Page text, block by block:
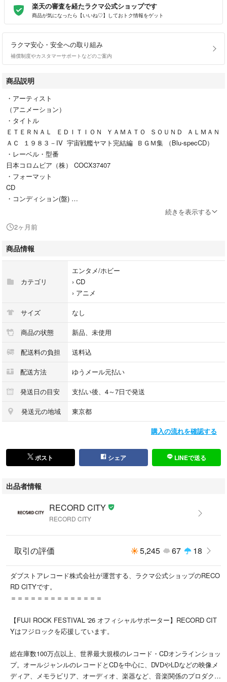
楽天の審査を経たラクマ公式ショップです
商品が気になったら【いいね♡】しておトク情報をゲット
ラクマ安心・安全への取り組み
補償制度やカスタマーサポートなどのご案内
商品説明
・アーティスト
（アニメーション）
・タイトル
ＥＴＥＲＮＡＬ ＥＤＩＴＩＯＮ ＹＡＭＡＴＯ ＳＯＵＮＤ ＡＬＭＡＮ
ＡＣ １９８３－IV 宇宙戦艦ヤマト完結編 ＢＧＭ集 （Blu-specCD）
・レーベル・型番
日本コロムビア（株） COCX37407
・フォーマット
CD
・コンディション(盤)
新品 (M)
・コンディション（帯）
新品 (M)
【未開封】 【帯付き】
サンプル画像です。実際の商品の画像ではありません
商品写真はバーコード/カタログ番号に対応したサンプル画像ですので、
お送りする商品の画像ではありません。
帯やライナーなどの付属品は、特記事項に記載されている場合のみ含まれ
ます。
プロモやカラーレコードなどの仕様についても、該当する場合のみ特記事
項に記載しています。
【ご購入前に必ずご確認ください】
・別倉庫から発送しているため、店頭受け渡しは対応しておりません
によっては商品のご用意ができない場合がございます。
・土日祝日はお休みです
金曜・祝前日9時以降のご連絡またはご入金は、返答または発送が週明
け・祝日明けに順次対応となります。
・ご購入後のキャンセルはNG
ご購入後のキャンセルはいかなる理由においてもお受けできません。ご了
・日本郵便(ゆうパック/ゆうメール)によるお届けになります。
続きを表示する
2ヶ月前
商品情報
カテゴリ
エンタメ/ホビー
› CD
› アニメ
サイズ なし
商品の状態 新品、未使用
配送料の負担 送料込
配送方法 ゆうメール元払い
発送日の目安 支払い後、4～7日で発送
発送元の地域 東京都
購入の流れを確認する
ポスト シェア LINEで送る
出品者情報
RECORD CITY
RECORD CITY
取引の評価 5,245 67 18
ダブストアレコード株式会社が運営する、ラクマ公式ショップのRECO
RD CITYです。
＝＝＝＝＝＝＝＝＝＝＝＝＝＝
【FUJI ROCK FESTIVAL '26 オフィシャルサポーター】RECORD CIT
Yはフジロックを応援しています。
総在庫数100万点以上、世界最大規模のレコード・CDオンラインショッ
プ。オールジャンルのレコードとCDを中心に、DVDやLDなどの映像メ
ディア、メモラビリア、オーディオ、楽器など、音楽関係のプロダクト